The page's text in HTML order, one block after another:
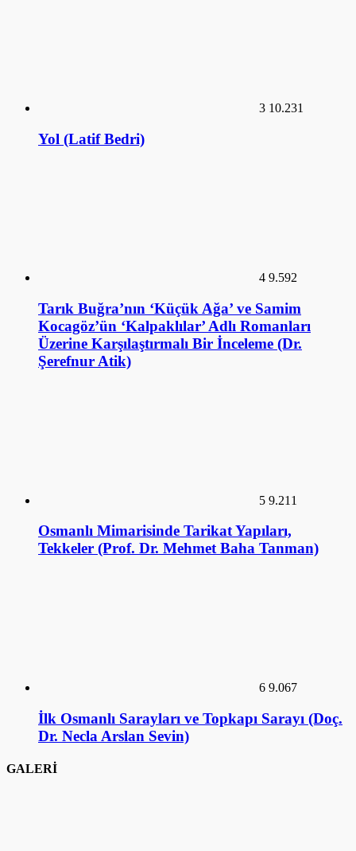
3 10.231
Yol (Latif Bedri)
4 9.592
Tarık Buğra’nın ‘Küçük Ağa’ ve Samim
Kocagöz’ün ‘Kalpaklılar’ Adlı Romanları
Üzerine Karşılaştırmalı Bir İnceleme (Dr.
Şerefnur Atik)
5 9.211
Osmanlı Mimarisinde Tarikat Yapıları,
Tekkeler (Prof. Dr. Mehmet Baha Tanman)
6 9.067
İlk Osmanlı Sarayları ve Topkapı Sarayı (Doç.
Dr. Necla Arslan Sevin)
GALERİ